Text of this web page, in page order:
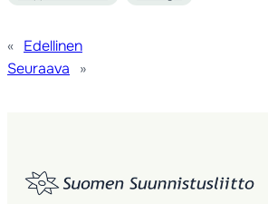
« Edellinen
Seuraava
»